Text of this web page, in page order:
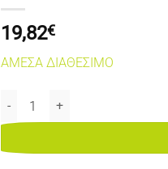
19,82€
ΑΜΕΣΑ ΔΙΑΘΕΣΙΜΟ
OKI C801/821 CHIP YELLOW